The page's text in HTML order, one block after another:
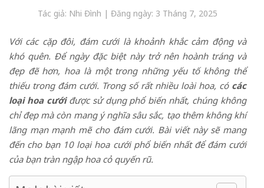
Tác giả: Nhi Đình | Đăng ngày: 3 Tháng 7, 2025
Với các cặp đôi, đám cưới là khoảnh khắc cảm động và
khó quên. Để ngày đặc biệt này trở nên hoành tráng và
đẹp đẽ hơn, hoa là một trong những yếu tố không thể
thiếu trong đám cưới. Trong số rất nhiều loài hoa, có các
loại hoa cướiđược sử dụng phổ biến nhất, chúng không
chỉ đẹp mà còn mang ý nghĩa sâu sắc, tạo thêm không khí
lãng mạn mạnh mẽ cho đám cưới. Bài viết này sẽ mang
đến cho bạn 10 loại hoa cưới phổ biến nhất để đám cưới
của bạn tràn ngập hoa cỏ quyến rũ.